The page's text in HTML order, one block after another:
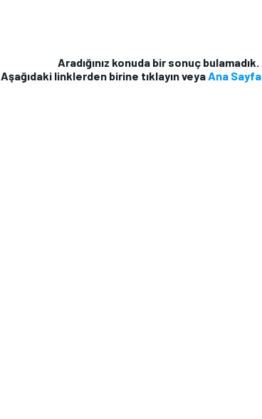
Aradığınız konuda bir sonuç bulamadık.
Aşağıdaki linklerden birine tıklayın veyaAna Sayfa